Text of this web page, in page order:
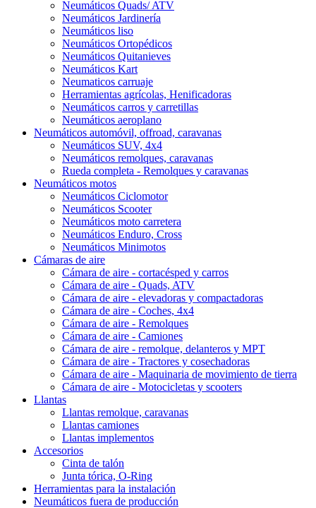
Neumáticos Quads/ ATV
Neumáticos Jardinería
Neumáticos liso
Neumáticos Ortopédicos
Neumáticos Quitanieves
Neumáticos Kart
Neumaticos carruaje
Herramientas agrícolas, Henificadoras
Neumáticos carros y carretillas
Neumáticos aeroplano
Neumáticos automóvil, offroad, caravanas
Neumáticos SUV, 4x4
Neumáticos remolques, caravanas
Rueda completa - Remolques y caravanas
Neumáticos motos
Neumáticos Ciclomotor
Neumáticos Scooter
Neumáticos moto carretera
Neumáticos Enduro, Cross
Neumáticos Minimotos
Cámaras de aire
Cámara de aire - cortacésped y carros
Cámara de aire - Quads, ATV
Cámara de aire - elevadoras y compactadoras
Cámara de aire - Coches, 4x4
Cámara de aire - Remolques
Cámara de aire - Camiones
Cámara de aire - remolque, delanteros y MPT
Cámara de aire - Tractores y cosechadoras
Cámara de aire - Maquinaria de movimiento de tierra
Cámara de aire - Motocicletas y scooters
Llantas
Llantas remolque, caravanas
Llantas camiones
Llantas implementos
Accesorios
Cinta de talón
Junta tórica, O-Ring
Herramientas para la instalación
Neumáticos fuera de producción